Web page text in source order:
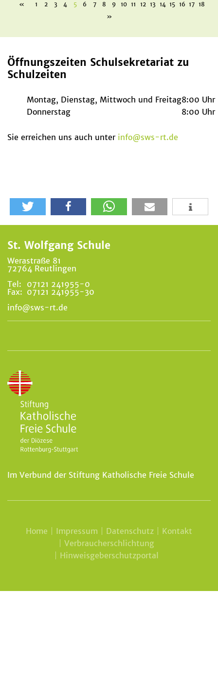
« 1 2 3 4 5 6 7 8 9 10 11 12 13 14 15 16 17 18
»
Öffnungszeiten Schulsekretariat zu
Schulzeiten
Montag, Dienstag, Mittwoch und Freitag8:00 Uhr
Donnerstag
8:00 Uhr
Sie erreichen uns auch unter info@sws-rt.de
St. Wolfgang Schule
Werastraße 81
72764 Reutlingen
Tel:
07121 241955-0
Fax: 07121 241955-30
info@sws-rt.de
Im Verbund der Stiftung Katholische Freie Schule
Home Impressum Datenschutz
Kontakt
Verbraucherschlichtung
Hinweisgeberschutzportal